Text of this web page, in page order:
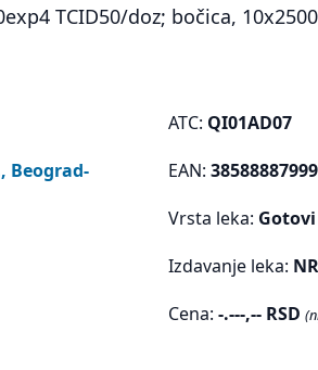
TCID50/doz; bočica,
Beograd-
ATC: QI01AD07
EAN:
Vrsta leka:
Izdavanje leka:
Cena:-.---,-- RSD